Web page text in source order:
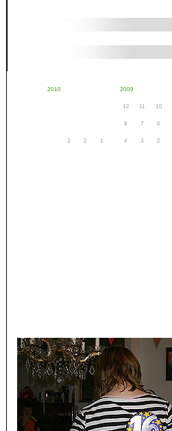
2010
3 2 1
2009
12 11 10
8 7 6
4 3 2